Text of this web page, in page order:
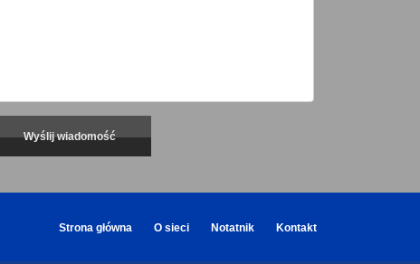
Strona główna O sieci Notatnik Kontakt